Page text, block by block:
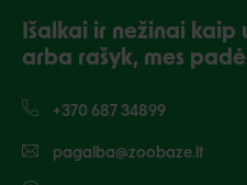
Išalkai ir nežinai kaip
arba rašyk, mes
+370 687 34899
pagalba@zoobaze.lt